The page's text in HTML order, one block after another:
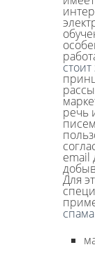
речь
email
Для